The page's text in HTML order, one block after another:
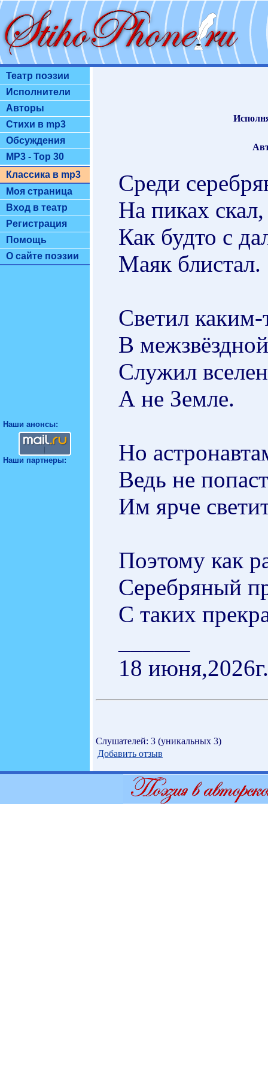
Театр поэзии
Исполнители
Авторы
Стихи в mp3
Обсуждения
MP3 - Top 30
Классика в mp3
Моя страница
Вход в театр
Регистрация
Помощь
О сайте поэзии
Наши анонсы:
Наши партнеры:
Среди
На пиках скал,
Как будто с
Маяк блистал.
Светил
В
Служил
А не Земле.
Но
Ведь не
Им ярче
Поэтому как
Серебряный
С таких
18 июня,2026г.
Слушателей: 3 (уникальных 3)
Добавить отзыв